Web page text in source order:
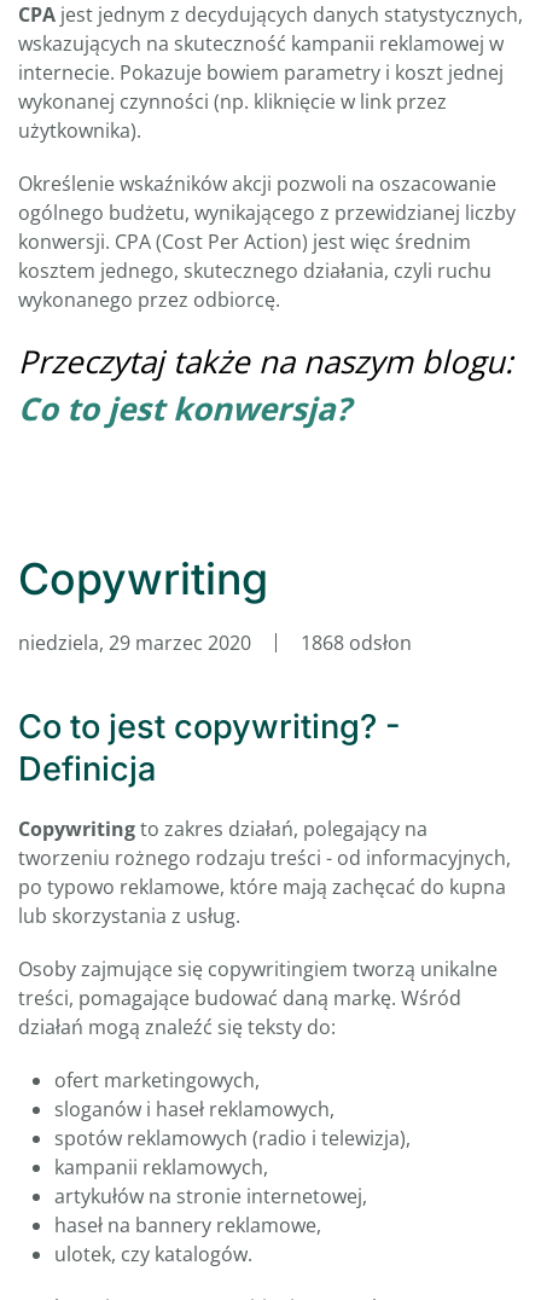
CPA jest jednym z decydujących danych statystycznych,
wskazujących na skuteczność kampanii reklamowej w
internecie. Pokazuje bowiem parametry i koszt jednej
wykonanej czynności (np. kliknięcie w link przez
użytkownika).
Określenie wskaźników akcji pozwoli na oszacowanie
ogólnego budżetu, wynikającego z przewidzianej liczby
konwersji. CPA (Cost Per Action) jest więc średnim
kosztem jednego, skutecznego działania, czyli ruchu
wykonanego przez odbiorcę.
Przeczytaj także na naszym blogu:
Co to jest konwersja?
Copywriting
niedziela, 29 marzec 2020 1868 odsłon
Co to jest copywriting? -
Definicja
Copywritingto zakres działań, polegający na
tworzeniu rożnego rodzaju treści - od informacyjnych,
po typowo reklamowe, które mają zachęcać do kupna
lub skorzystania z usług.
Osoby zajmujące się copywritingiem tworzą unikalne
treści, pomagające budować daną markę. Wśród
działań mogą znaleźć się teksty do:
ofert marketingowych,
sloganów i haseł reklamowych,
spotów reklamowych (radio i telewizja),
kampanii reklamowych,
artykułów na stronie internetowej,
haseł na bannery reklamowe,
ulotek, czy katalogów.